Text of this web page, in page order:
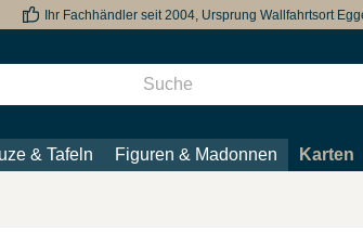
Ihr Fachhändler seit 2004, Ursprung Wallfahrtsort
& Tafeln Figuren & Madonnen Karten